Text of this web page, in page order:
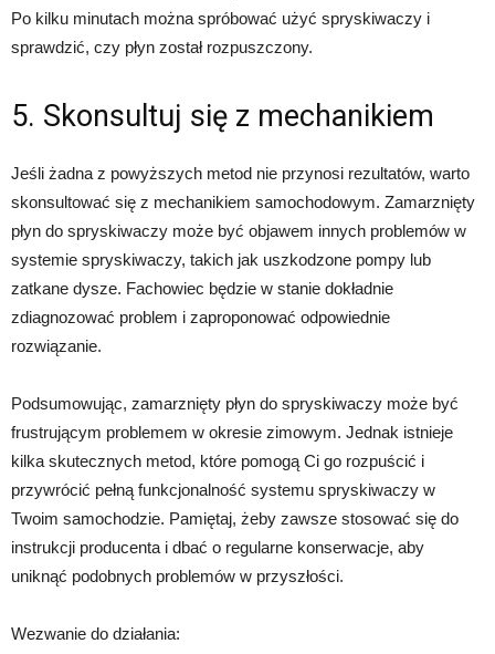
Po kilku minutach można spróbować użyć spryskiwaczy i
sprawdzić, czy płyn został rozpuszczony.
5. Skonsultuj się z mechanikiem
Jeśli żadna z powyższych metod nie przynosi rezultatów, warto
skonsultować się z mechanikiem samochodowym. Zamarznięty
płyn do spryskiwaczy może być objawem innych problemów w
systemie spryskiwaczy, takich jak uszkodzone pompy lub
zatkane dysze. Fachowiec będzie w stanie dokładnie
zdiagnozować problem i zaproponować odpowiednie
rozwiązanie.
Podsumowując, zamarznięty płyn do spryskiwaczy może być
frustrującym problemem w okresie zimowym. Jednak istnieje
kilka skutecznych metod, które pomogą Ci go rozpuścić i
przywrócić pełną funkcjonalność systemu spryskiwaczy w
Twoim samochodzie. Pamiętaj, żeby zawsze stosować się do
instrukcji producenta i dbać o regularne konserwacje, aby
uniknąć podobnych problemów w przyszłości.
Wezwanie do działania: